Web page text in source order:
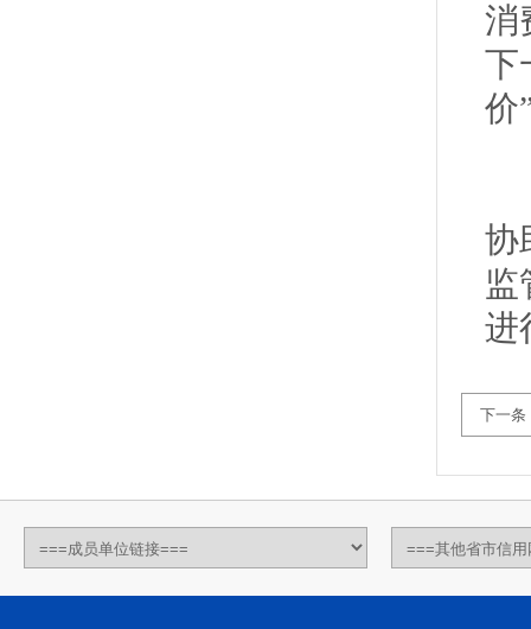
消
下
价
协
监
进
下一条